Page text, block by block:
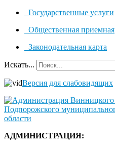
Государственные услуги
Общественная приемная
Законодательная карта
Искать...
Версия для слабовидящих
АДМИНИСТРАЦИЯ: